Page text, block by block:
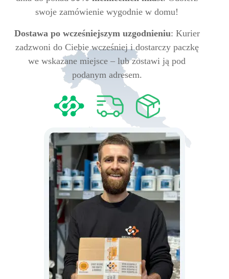
swoje zamówienie wygodnie w domu!
Dostawa po wcześniejszym uzgodnieniu: Kurier
zadzwoni do Ciebie wcześniej i dostarczy paczkę
we wskazane miejsce – lub zostawi ją pod
podanym adresem.